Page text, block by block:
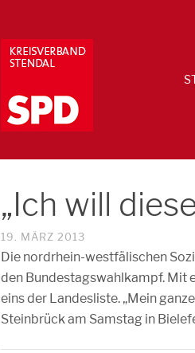
„Ich will
19. MÄRZ 2013
Die nordrhein-westfälischen
den Bundestagswahlkampf. Mit
eins der Landesliste. „Mein
Steinbrück am Samstag in